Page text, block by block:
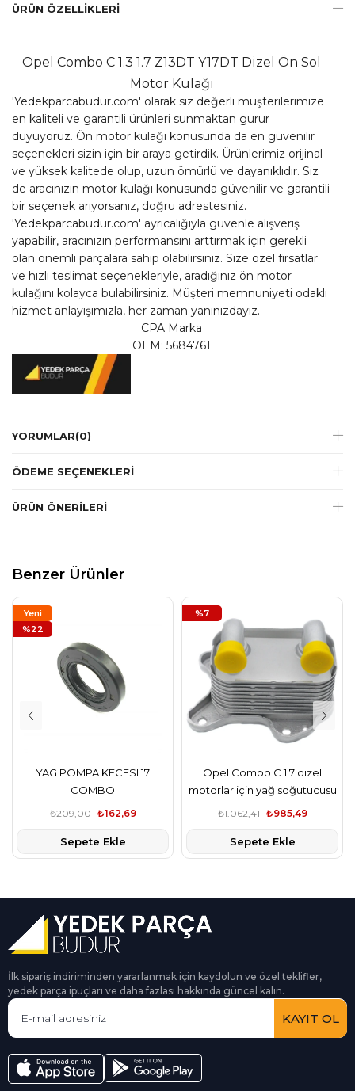
ÜRÜN ÖZELLIKLERI
Opel Combo C 1.3 1.7 Z13DT Y17DT Dizel Ön Sol
Motor Kulağı
'Yedekparcabudur.com' olarak siz değerli müşterilerimize
en kaliteli ve garantili ürünleri sunmaktan gurur
duyuyoruz. Ön motor kulağı konusunda da en güvenilir
seçenekleri sizin için bir araya getirdik. Ürünlerimiz orijinal
ve yüksek kalitede olup, uzun ömürlü ve dayanıklıdır. Siz
de aracınızın motor kulağı konusunda güvenilir ve garantili
bir seçenek arıyorsanız, doğru adrestesiniz.
'Yedekparcabudur.com' ayrıcalığıyla güvenle alışveriş
yapabilir, aracınızın performansını arttırmak için gerekli
olan önemli parçalara sahip olabilirsiniz. Size özel fırsatlar
ve hızlı teslimat seçenekleriyle, aradığınız ön motor
kulağını kolayca bulabilirsiniz. Müşteri memnuniyeti odaklı
hizmet anlayışımızla, her zaman yanınızdayız.
CPA Marka
OEM: 5684761
YORUMLAR(0)
ÖDEME SEÇENEKLERI
ÜRÜN ÖNERILERI
Benzer Ürünler
YAG POMPA KECESI 17
COMBO
₺162,69
₺209,00
Sepete Ekle
Yeni
Ürün
%22
Opel Combo C 1.7 dizel
motorlar için yağ soğutucusu
₺985,49
₺1.062,41
Sepete Ekle
%7
İlk sipariş indiriminden yararlanmak için kaydolun ve özel teklifler,
yedek parça ipuçları ve daha fazlası hakkında güncel kalın.
KAYIT OL